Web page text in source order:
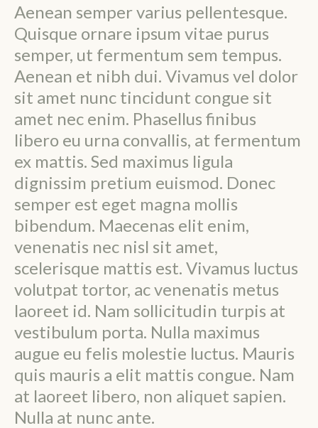
Aenean semper varius pellentesque.
Quisque ornare ipsum vitae purus
semper, ut fermentum sem tempus.
Aenean et nibh dui. Vivamus vel dolor
sit amet nunc tincidunt congue sit
amet nec enim. Phasellus finibus
libero eu urna convallis, at fermentum
ex mattis. Sed maximus ligula
dignissim pretium euismod. Donec
semper est eget magna mollis
bibendum. Maecenas elit enim,
venenatis nec nisl sit amet,
scelerisque mattis est. Vivamus luctus
volutpat tortor, ac venenatis metus
laoreet id. Nam sollicitudin turpis at
vestibulum porta. Nulla maximus
augue eu felis molestie luctus. Mauris
quis mauris a elit mattis congue. Nam
at laoreet libero, non aliquet sapien.
Nulla at nunc ante.